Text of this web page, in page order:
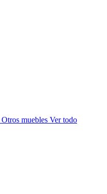
Otros muebles Ver todo